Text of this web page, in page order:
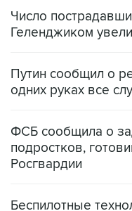
Число
Геленджиком
Путин сообщил о
одних руках все
ФСБ сообщила о
подростков,
Росгвардии
Беспилотные